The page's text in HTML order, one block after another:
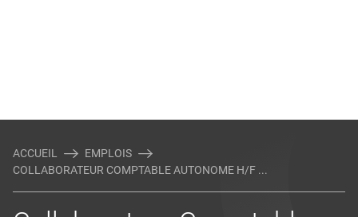
ACCUEIL
EMPLOIS
COLLABORATEUR COMPTABLE AUTONOME H/F ...